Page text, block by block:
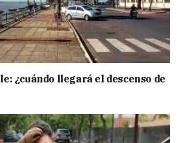
¿cuándo llegará el descenso de